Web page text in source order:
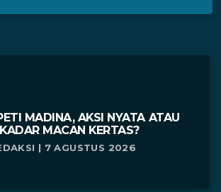
MADINA, AKSI NYATA ATAU
MACAN KERTAS?
| 7 AGUSTUS 2026